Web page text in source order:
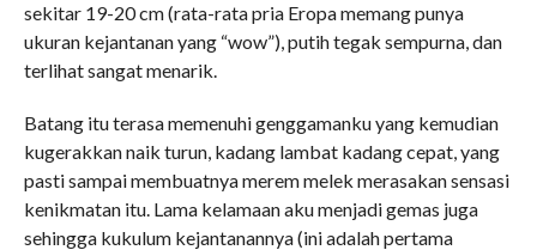
sekitar 19-20 cm (rata-rata pria Eropa memang punya
ukuran kejantanan yang “wow”), putih tegak sempurna, dan
terlihat sangat menarik.
Batang itu terasa memenuhi genggamanku yang kemudian
kugerakkan naik turun, kadang lambat kadang cepat, yang
pasti sampai membuatnya merem melek merasakan sensasi
kenikmatan itu. Lama kelamaan aku menjadi gemas juga
sehingga kukulum kejantanannya (ini adalah pertama